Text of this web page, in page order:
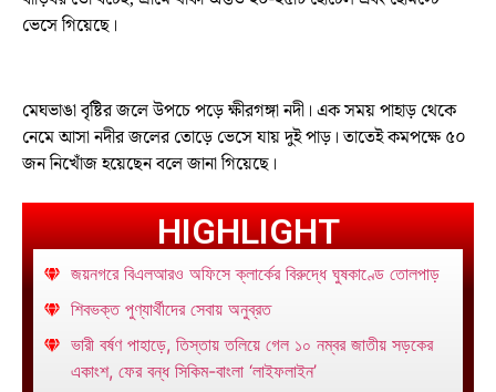
ভেসে গিয়েছে।
মেঘভাঙা বৃষ্টির জলে উপচে পড়ে ক্ষীরগঙ্গা নদী। এক সময় পাহাড় থেকে
নেমে আসা নদীর জলের তোড়ে ভেসে যায় দুই পাড়। তাতেই কমপক্ষে ৫০
জন নিখোঁজ হয়েছেন বলে জানা গিয়েছে।
HIGHLIGHT
জয়নগরে বিএলআরও অফিসে ক্লার্কের বিরুদ্ধে ঘুষকাণ্ডে তোলপাড়
শিবভক্ত পুণ্যার্থীদের সেবায় অনুব্রত
ভারী বর্ষণ পাহাড়ে, তিস্তায় তলিয়ে গেল ১০ নম্বর জাতীয় সড়কের
একাংশ, ফের বন্ধ সিকিম-বাংলা ‘লাইফলাইন’